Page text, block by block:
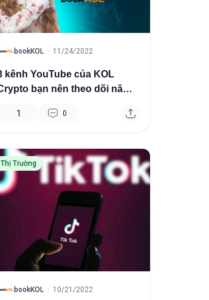
B bookKOL · 11/24/2022
kênh YouTube của KOL
bạn nên theo dõi năm
1 0
Thị Trường
B bookKOL · 10/21/2022